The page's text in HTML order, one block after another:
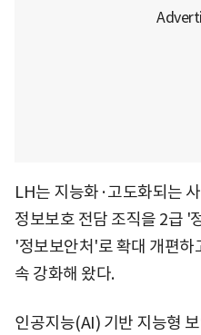
LH는 지능화·고도화되는
정보보호 전담 조직을 2급 '
'정보보안처'로 확대 개편하
속 강화해 왔다.
인공지능(AI) 기반 지능형